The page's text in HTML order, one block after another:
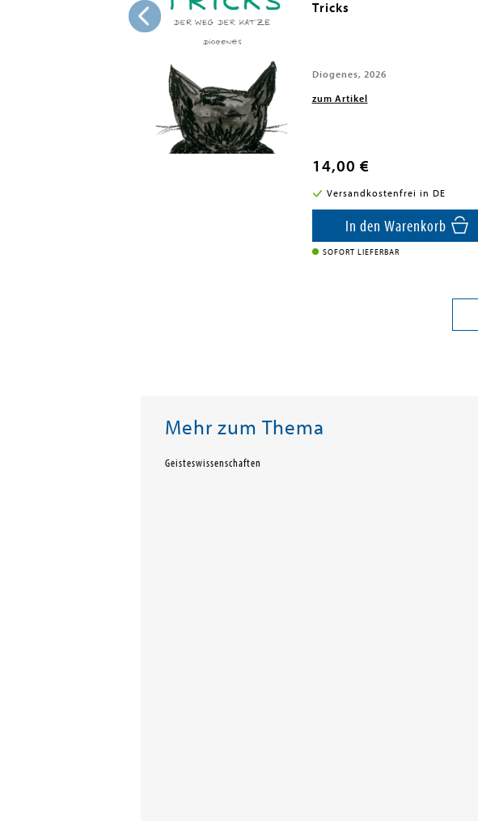
Tricks
Diogenes, 2026
zum Artikel
14,00 €
Versandkostenfrei in DE
In den Warenkorb
SOFORT LIEFERBAR
Mehr zum Thema
Geisteswissenschaften